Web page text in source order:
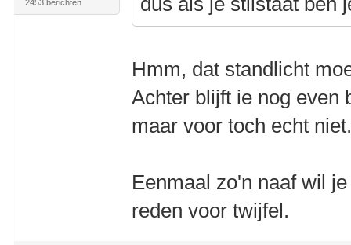
2453 berichten
Hmm, dat standlicht
Achter blijft ie nog even
maar voor toch echt
Eenmaal zo'n naaf wil
reden voor twijfel.